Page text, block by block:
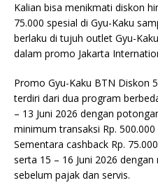
Kalian bisa menikmati diskon
75.000 spesial di Gyu-Kaku
berlaku di tujuh outlet Gyu-
dalam promo Jakarta
Promo Gyu-Kaku BTN Diskon
terdiri dari dua program
– 13 Juni 2026 dengan
minimum transaksi Rp.
Sementara cashback Rp.
serta 15 – 16 Juni 2026
sebelum pajak dan servis.